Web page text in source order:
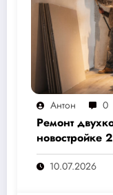
Антон 0
Ремонт
скрытые
назовут
10.07.2026